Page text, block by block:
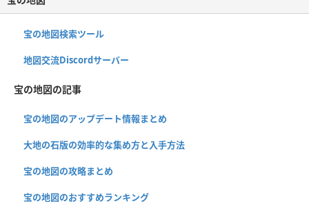
宝の地図検索ツール
地図交流Discordサーバー
宝の地図の記事
宝の地図のアップデート情報まとめ
大地の石版の効率的な集め方と入手方法
宝の地図の攻略まとめ
宝の地図のおすすめランキング